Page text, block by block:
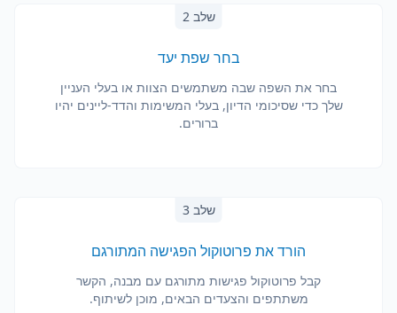
שלב 2
בחר שפת יעד
בחר את השפה שבה משתמשים הצוות או בעלי העניין
שלך כדי שסיכומי הדיון, בעלי המשימות והדד-ליינים יהיו
ברורים.
שלב 3
הורד את פרוטוקול הפגישה המתורגם
קבל פרוטוקול פגישות מתורגם עם מבנה, הקשר
משתתפים והצעדים הבאים, מוכן לשיתוף.